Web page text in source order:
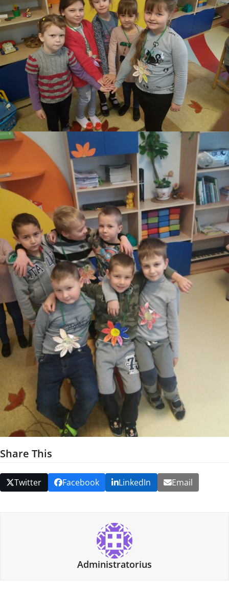
Share This
Twitter Facebook LinkedIn Email
Administratorius